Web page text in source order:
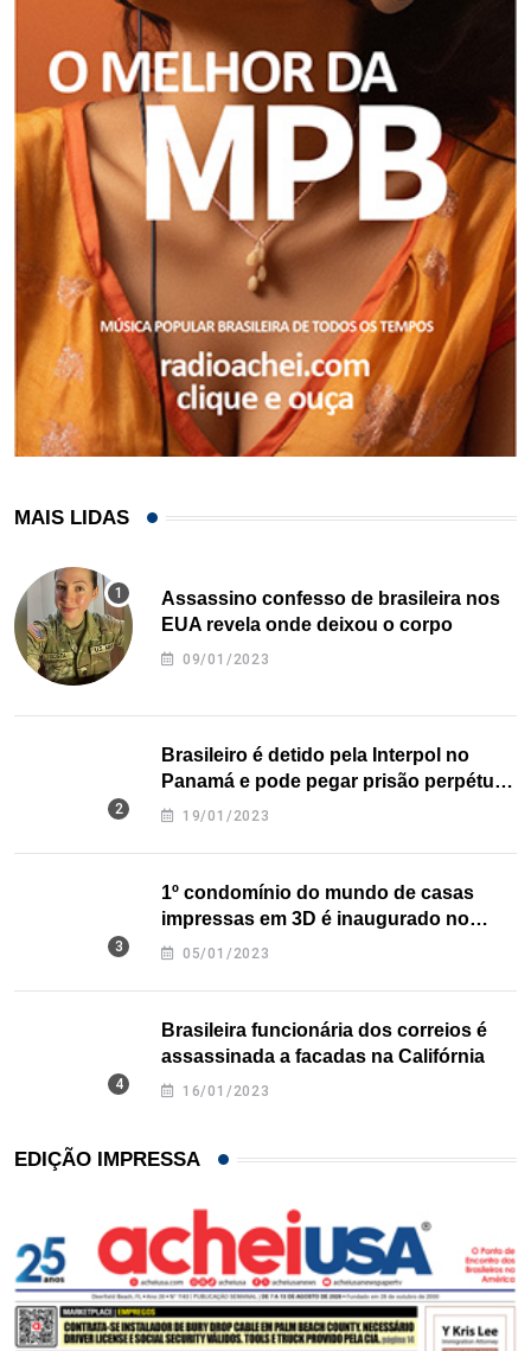
MAIS LIDAS
Assassino confesso de brasileira nos
EUA revela onde deixou o corpo
09/01/2023
Brasileiro é detido pela Interpol no
Panamá e pode pegar prisão perpétua
nos EUA
19/01/2023
1º condomínio do mundo de casas
impressas em 3D é inaugurado no
Texas
05/01/2023
Brasileira funcionária dos correios é
assassinada a facadas na Califórnia
16/01/2023
EDIÇÃO IMPRESSA